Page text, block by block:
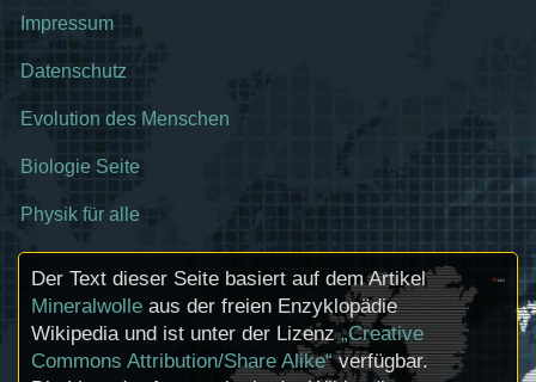
Impressum
Datenschutz
Evolution des Menschen
Biologie Seite
Physik für alle
Der Text dieser Seite basiert auf dem Artikel
Mineralwolle aus der freien Enzyklopädie
Wikipedia und ist unter der Lizenz„Creative
Commons Attribution/Share Alike“verfügbar.